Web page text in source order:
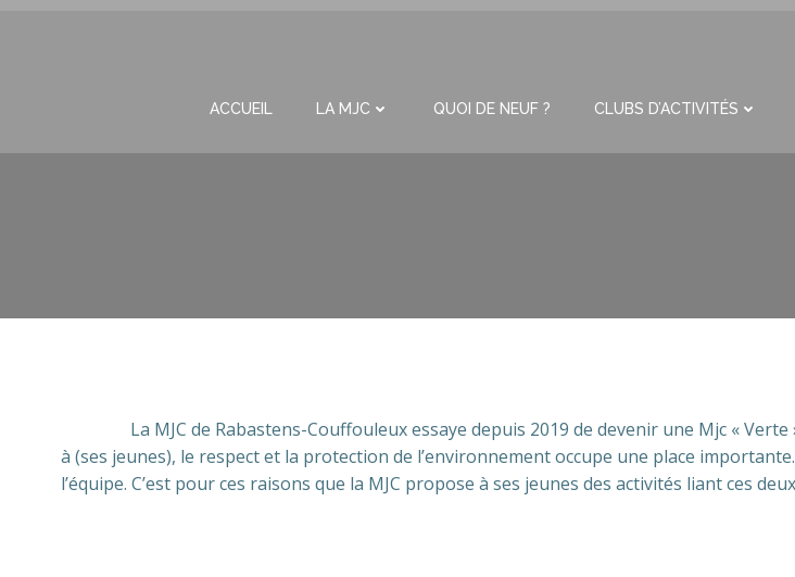
ACCUEIL LA MJC QUOI DE NEUF ? CLUBS D’ACTIVITÉS
La MJC de Rabastens-Couffouleux essaye depuis 2019 de devenir une Mjc « Verte
à (ses jeunes), le respect et la protection de l’environnement occupe une place
l’équipe. C’est pour ces raisons que la MJC propose à ses jeunes des activités liant ces